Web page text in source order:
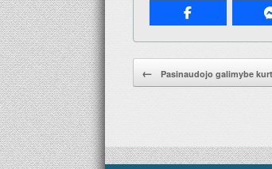
Pranešimo navigacija.
← Pasinaudojo galimybe